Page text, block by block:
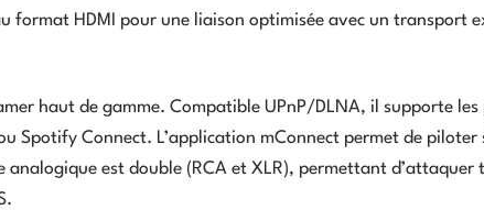
format HDMI pour une liaison optimisée avec un transport
haut de gamme. Compatible UPnP/DLNA, il supporte les
Spotify Connect. L’application mConnect permet de piloter
analogique est double (RCA et XLR), permettant d’attaquer